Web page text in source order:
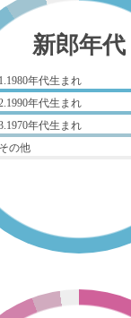
新郎年代
1.1980年代生まれ
年代生まれ
年代生まれ
その他